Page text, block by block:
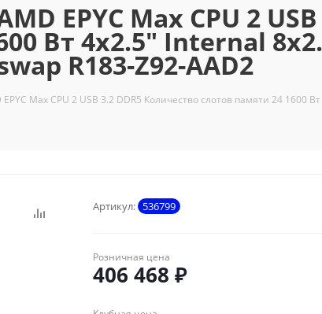
EPYC Max CPU 2
Вт 4x2.5" Internal
R183-Z92-AAD2
Max CPU 2 USB 3.2 DDR5 Количество слотов памяти 24 1600
Артикул: 536799
Розничная цена
406 468 ₽